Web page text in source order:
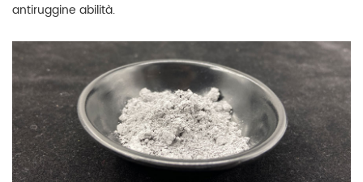
antiruggine abilità.